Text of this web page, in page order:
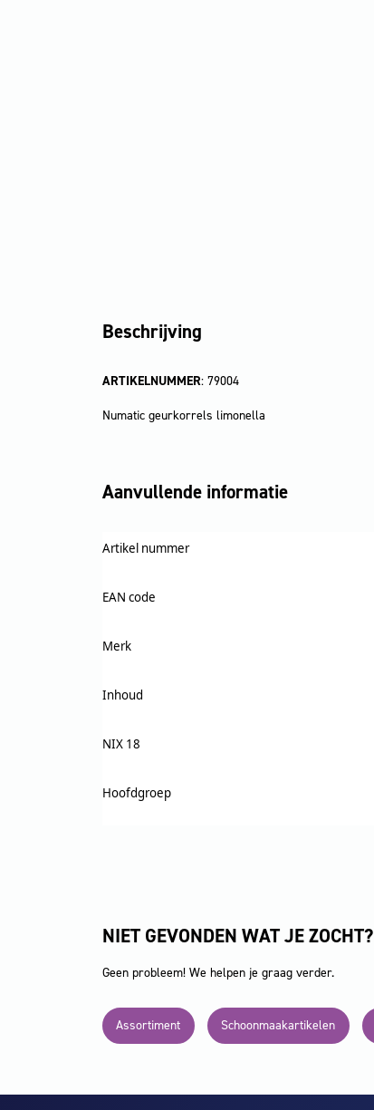
Beschrijving
ARTIKELNUMMER: 79004
Numatic geurkorrels limonella
Aanvullende informatie
Artikel nummer
EAN code
Merk
Inhoud
NIX 18
Hoofdgroep
NIET GEVONDEN WAT JE ZOCHT?
Geen probleem! We helpen je graag verder.
Assortiment Schoonmaakartikelen